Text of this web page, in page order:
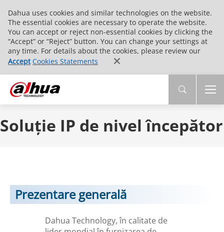
Dahua uses cookies and similar technologies on the website.
The essential cookies are necessary to operate the website.
You can accept or reject non-essential cookies by clicking the
“Accept” or “Reject” button. You can change your settings at
any time. For details about the cookies, please review our
Accept Cookies Statements
Soluție IP de nivel începător
Prezentare generală
Dahua Technology, în calitate de